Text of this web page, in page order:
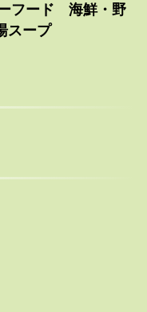
フード 海鮮・野
スープ